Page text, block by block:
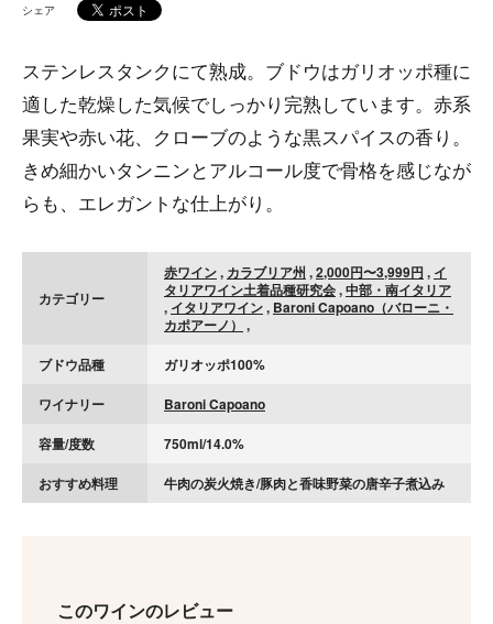
シェア
ステンレスタンクにて熟成。ブドウはガリオッポ種に
適した乾燥した気候でしっかり完熟しています。赤系
果実や赤い花、クローブのような黒スパイスの香り。
きめ細かいタンニンとアルコール度で骨格を感じなが
らも、エレガントな仕上がり。
カテゴリー
赤ワイン, カラブリア州 ,2,000円〜3,999円 , イ
タリアワイン土着品種研究会,中部・南イタリア
, イタリアワイン, Baroni Capoano（バローニ・
カポアーノ） ,
ブドウ品種
ガリオッポ100%
ワイナリー
Baroni Capoano
容量/度数
750ml/14.0%
おすすめ料理
牛肉の炭火焼き/豚肉と香味野菜の唐辛子煮込み
このワインのレビュー